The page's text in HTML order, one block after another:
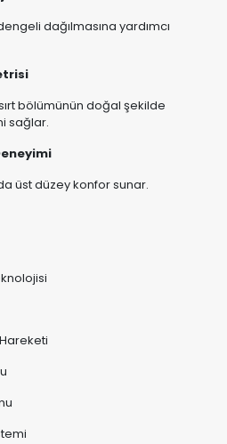
dağılmasına yardımcı
bölümünün doğal şekilde
sağlar.
üst düzey konfor sunar.
Hareketi